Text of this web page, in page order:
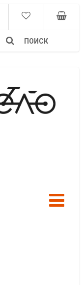
ПОИСК